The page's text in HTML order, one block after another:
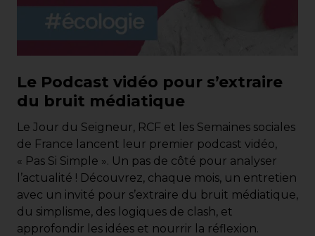
Le Podcast vidéo pour s’extraire
du bruit médiatique
Le Jour du Seigneur, RCF et les Semaines sociales
de France lancent leur premier podcast vidéo,
« Pas Si Simple ». Un pas de côté pour analyser
l’actualité ! Découvrez, chaque mois, un entretien
avec un invité pour s’extraire du bruit médiatique,
du simplisme, des logiques de clash, et
approfondir les idées et nourrir la réflexion.